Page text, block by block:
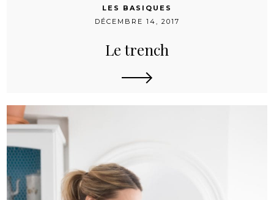
LES BASIQUES
DÉCEMBRE 14, 2017
Le trench